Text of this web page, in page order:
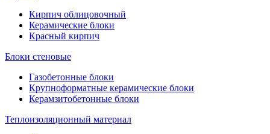
Кирпич облицовочный
Керамические блоки
Красный кирпич
Блоки стеновые
Газобетонные блоки
Крупноформатные керамические блоки
Керамзитобетонные блоки
Теплоизоляционный материал